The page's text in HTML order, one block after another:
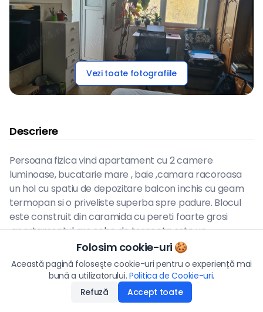
Vezi toate fotografiile
Descriere
Persoana fizica vind apartament cu 2 camere
luminoase, bucatarie mare , baie ,camara racoroasa
un hol cu spatiu de depozitare balcon inchis cu geam
termopan si o priveliste superba spre padure. Blocul
este construit din caramida cu pereti foarte grosi
,apartamentul are sobe de teracota este un
apartament calduros fiind pozitionat la et.1 Avem si o
lemnarie pentru lemne detinuta cu acte. Blocul este
unul retras spre padure cu doar 2 apartamente pe
etaj si bloc cu doar2 etaje ,este foarte mare liniste in
bloc ,Zona blocurilor este o zona centrala a satului
Preț
43.000€
13.01.2026
Aplică
Folosim cookie-uri 🍪
Această pagină folosește cookie-uri pentru o experiență mai
bună a utilizatorului. Politica de Cookie-uri.
Refuză
Accept toate